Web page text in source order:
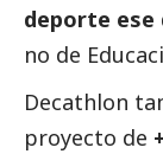
deporte ese
no de
Decathlon
proyecto de